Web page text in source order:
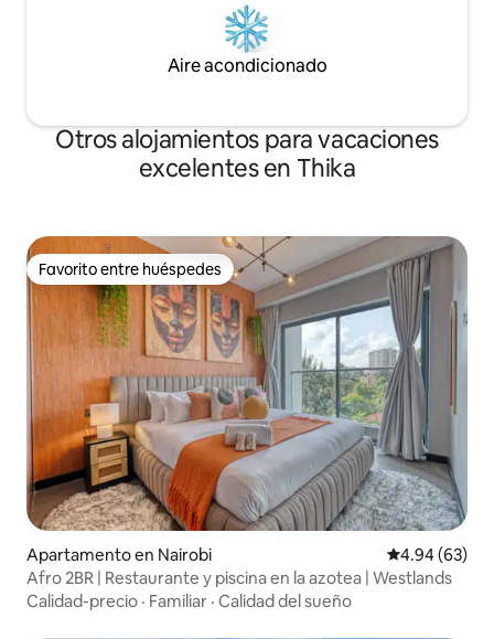
Aire acondicionado
Otros alojamientos para vacaciones
excelentes en Thika
Favorito entre huéspedes
Favorito entre huéspedes
Apartamento en Nairobi Calificación
4.94 (63)
Afro 2BR | Restaurante y piscina en la azotea | Westlands
Calidad-precio · Familiar · Calidad del sueño